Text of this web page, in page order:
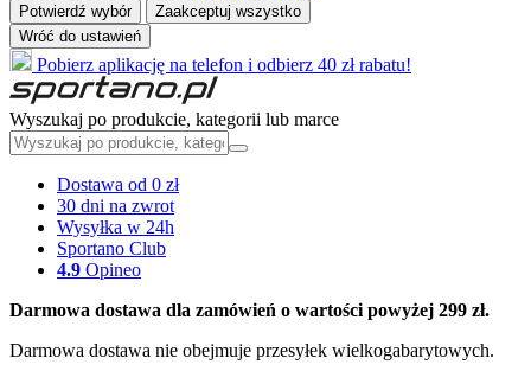
Potwierdź wybór
Zaakceptuj wszystko
Wróć do ustawień
Pobierz aplikację na telefon i odbierz 40 zł rabatu!
Wyszukaj po produkcie, kategorii lub marce
Dostawa od 0 zł
30 dni na zwrot
Wysyłka w 24h
Sportano Club
4.9 Opineo
Darmowa dostawa dla zamówień o wartości powyżej 299 zł.
Darmowa dostawa nie obejmuje przesyłek wielkogabarytowych.